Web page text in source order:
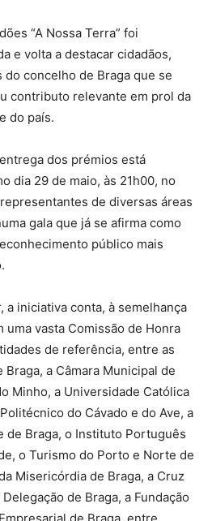
“A Nossa Terra” foi
e volta a destacar cidadãos,
concelho de Braga que se
contributo relevante em prol da
do país.
dos prémios está
dia 29 de maio, às 21h00, no
de diversas áreas
gala que já se afirma como
público mais
a iniciativa conta, à semelhança
vasta Comissão de Honra
de referência, entre as
a Câmara Municipal de
Minho, a Universidade Católica
do Cávado e do Ave, a
de Braga, o Instituto Português
o Turismo do Porto e Norte de
Misericórdia de Braga, a Cruz
de Braga, a Fundação
de Braga, entre